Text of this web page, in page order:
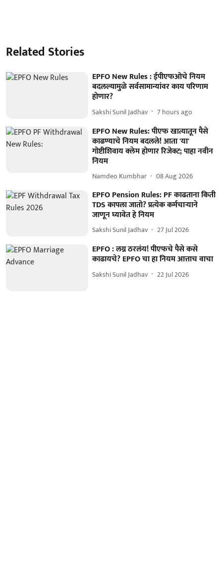
Related Stories
EPFO New Rules : ईपीएफओचे नियम
बदलल्यामुळे सर्वसामान्यांवर काय परिणाम
होणार?
Sakshi Sunil Jadhav 7 hours ago
EPFO New Rules: पीएफ खात्यातून पैसे
काढण्याचे नियम बदलले! आता 'या'
गोष्टीशिवाय क्लेम होणार रिजेक्ट; पाहा नवीन
नियम
Namdeo Kumbhar 08 Aug 2026
EPFO Pension Rules: PF काढताना किती
TDS कापला जातो? प्रत्येक कर्मचाऱ्याने
जाणून घ्यावेत हे नियम
Sakshi Sunil Jadhav 27 Jul 2026
EPFO : लग्न ठरलंय! पीएफचे पैसे कसे
काढायचे? EPFO चा हा नियम आत्ताच वाचा
Sakshi Sunil Jadhav 22 Jul 2026